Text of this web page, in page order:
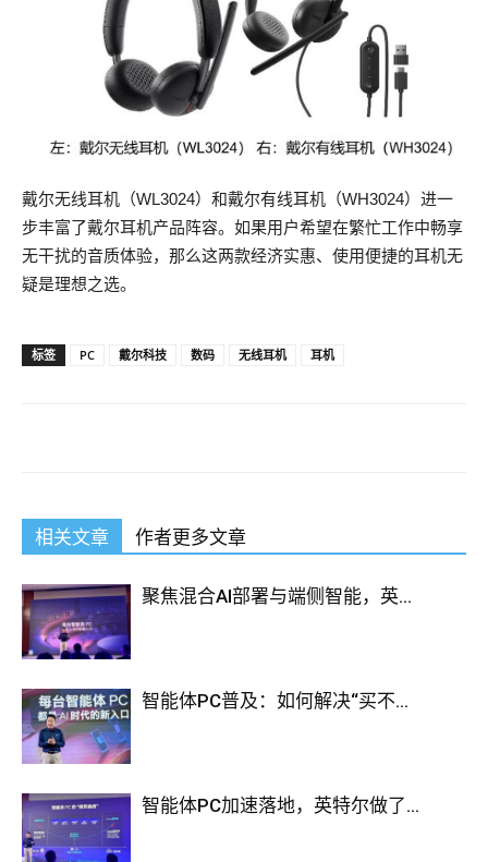
戴尔无线耳机（WL3024）和戴尔有线耳机（WH3024）进一
步丰富了戴尔耳机产品阵容。如果用户希望在繁忙工作中畅享
无干扰的音质体验，那么这两款经济实惠、使用便捷的耳机无
疑是理想之选。
标签 PC 戴尔科技 数码 无线耳机 耳机
相关文章 作者更多文章
聚焦混合AI部署与端侧智能，英...
智能体PC普及：如何解决“买不...
智能体PC加速落地，英特尔做了...